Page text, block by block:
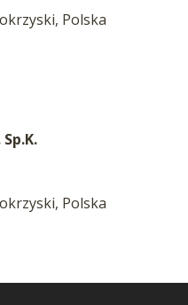
Polska
Polska